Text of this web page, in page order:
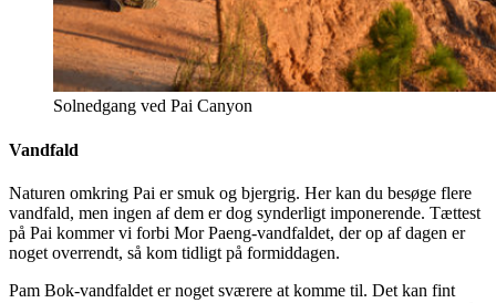
Solnedgang ved Pai Canyon
Vandfald
Naturen omkring Pai er smuk og bjergrig. Her kan du besøge flere
vandfald, men ingen af dem er dog synderligt imponerende. Tættest
på Pai kommer vi forbi Mor Paeng-vandfaldet, der op af dagen er
noget overrendt, så kom tidligt på formiddagen.
Pam Bok-vandfaldet er noget sværere at komme til. Det kan fint